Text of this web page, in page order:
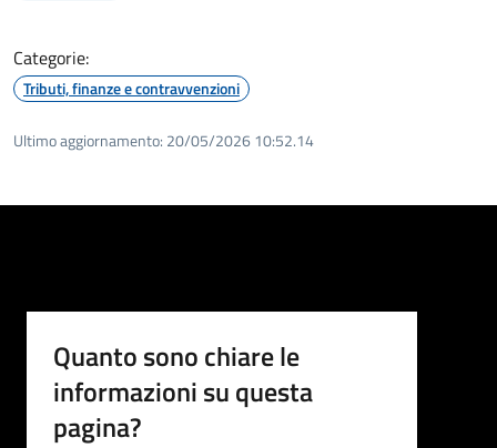
Categorie:
Tributi, finanze e contravvenzioni
Ultimo aggiornamento: 20/05/2026 10:52.14
Quanto sono chiare le
informazioni su questa
pagina?